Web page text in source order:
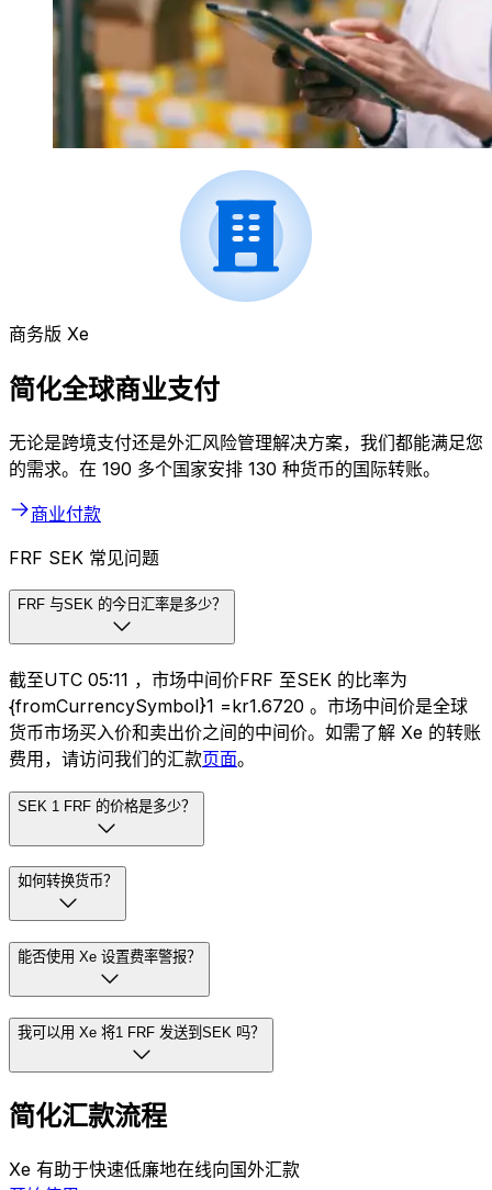
商务版 Xe
简化全球商业支付
无论是跨境支付还是外汇风险管理解决方案，我们都能满足您
的需求。在 190 多个国家安排 130 种货币的国际转账。
商业付款
FRF SEK 常见问题
FRF 与SEK 的今日汇率是多少？
截至UTC 05:11 ，市场中间价FRF 至SEK 的比率为
{fromCurrencySymbol}1 =kr1.6720 。市场中间价是全球
货币市场买入价和卖出价之间的中间价。如需了解 Xe 的转账
费用，请访问我们的汇款页面。
SEK 1 FRF 的价格是多少？
如何转换货币？
能否使用 Xe 设置费率警报？
我可以用 Xe 将1 FRF 发送到SEK 吗？
简化汇款流程
Xe 有助于快速低廉地在线向国外汇款